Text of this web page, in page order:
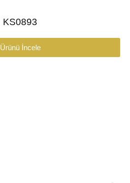
KS0893
Ürünü İncele